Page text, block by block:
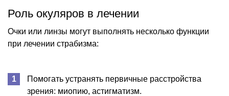
Роль окуляров в лечении
Очки или линзы могут выполнять несколько функции
при лечении страбизма:
Помогать устранять первичные расстройства
зрения: миопию, астигматизм.